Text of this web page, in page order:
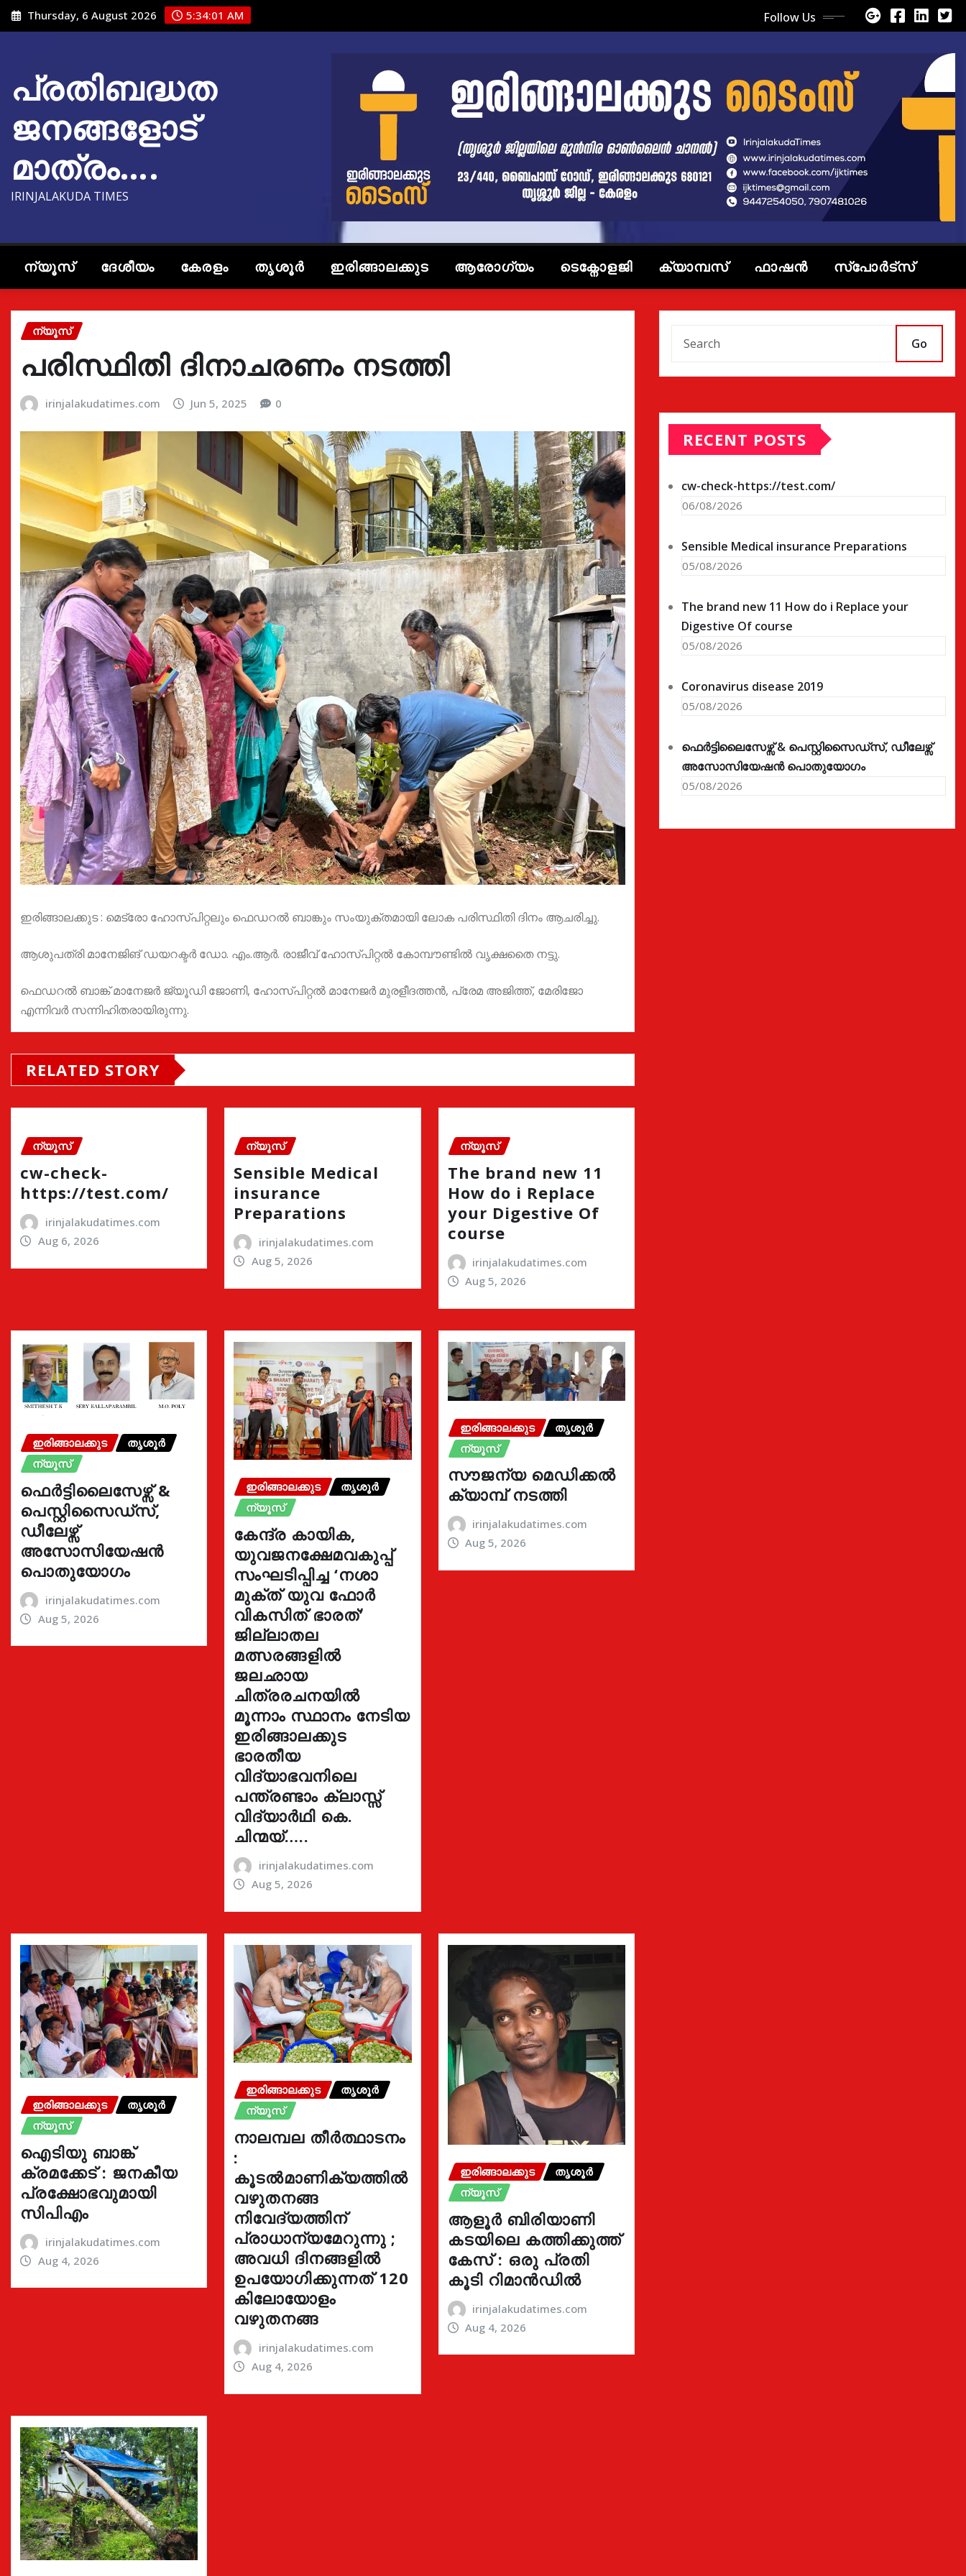
Skip
to
Thursday, 6 August 2026 5:34:02 AM Follow Us
പ്രതിബദ്ധത
ജനങ്ങളോട്
മാത്രം….
IRINJALAKUDA TIMES
ന്യൂസ് ദേശീയം കേരളം തൃശൂർ ഇരിങ്ങാലക്കുട ആരോഗ്യം ടെക്നോളജി ക്യാമ്പസ് ഫാഷൻ സ്പോർട്സ്
ന്യൂസ്
പരിസ്ഥിതി ദിനാചരണം നടത്തി
irinjalakudatimes.com Jun 5, 2025 0
ഇരിങ്ങാലക്കുട : മെട്രോ ഹോസ്പിറ്റലും ഫെഡറൽ ബാങ്കും സംയുക്തമായി ലോക പരിസ്ഥിതി ദിനം ആചരിച്ചു.
ആശുപത്രി മാനേജിങ് ഡയറക്ടർ ഡോ. എം.ആർ. രാജീവ് ഹോസ്പിറ്റൽ കോമ്പൗണ്ടിൽ വൃക്ഷതൈ നട്ടു.
ഫെഡറൽ ബാങ്ക് മാനേജർ ജ്യൂഡി ജോണി, ഹോസ്പിറ്റൽ മാനേജർ മുരളീദത്തൻ, പ്രേമ അജിത്ത്, മേരിജോ
എന്നിവർ സന്നിഹിതരായിരുന്നു.
RELATED STORY
ന്യൂസ്
cw-check-
https://test.com/
irinjalakudatimes.com
Aug 6, 2026
ന്യൂസ്
Sensible Medical
insurance
Preparations
irinjalakudatimes.com
Aug 5, 2026
ന്യൂസ്
The brand new 11
How do i Replace
your Digestive Of
course
irinjalakudatimes.com
Aug 5, 2026
ഇരിങ്ങാലക്കുട
തൃശൂർ
ന്യൂസ്
ഫെർട്ടിലൈസേഴ്സ് &
പെസ്റ്റിസൈഡ്സ്,
ഡീലേഴ്സ്
അസോസിയേഷൻ
പൊതുയോഗം
irinjalakudatimes.com
Aug 5, 2026
ഇരിങ്ങാലക്കുട
തൃശൂർ
ന്യൂസ്
കേന്ദ്ര കായിക,
യുവജനക്ഷേമവകുപ്പ്
സംഘടിപ്പിച്ച ‘നശാ
മുക്ത് യുവ ഫോർ
വികസിത് ഭാരത്’
ജില്ലാതല
മത്സരങ്ങളിൽ
ജലഛായ
ചിത്രരചനയിൽ
മൂന്നാം സ്ഥാനം നേടിയ
ഇരിങ്ങാലക്കുട
ഭാരതീയ
വിദ്യാഭവനിലെ
പന്ത്രണ്ടാം ക്ലാസ്സ്
വിദ്യാർഥി കെ.
ചിന്മയ്…..
irinjalakudatimes.com
Aug 5, 2026
ഇരിങ്ങാലക്കുട
തൃശൂർ
ന്യൂസ്
സൗജന്യ മെഡിക്കൽ
ക്യാമ്പ് നടത്തി
irinjalakudatimes.com
Aug 5, 2026
ഇരിങ്ങാലക്കുട
തൃശൂർ
ന്യൂസ്
ഐടിയു ബാങ്ക്
ക്രമക്കേട് : ജനകീയ
പ്രക്ഷോഭവുമായി
സിപിഎം
irinjalakudatimes.com
Aug 4, 2026
ഇരിങ്ങാലക്കുട
തൃശൂർ
ന്യൂസ്
നാലമ്പല തീർത്ഥാടനം
:
കൂടൽമാണിക്യത്തിൽ
വഴുതനങ്ങ
നിവേദ്യത്തിന്
പ്രാധാന്യമേറുന്നു ;
അവധി ദിനങ്ങളിൽ
ഉപയോഗിക്കുന്നത് 120
കിലോയോളം
വഴുതനങ്ങ
irinjalakudatimes.com
Aug 4, 2026
ഇരിങ്ങാലക്കുട
തൃശൂർ
ന്യൂസ്
ആളൂർ ബിരിയാണി
കടയിലെ കത്തിക്കുത്ത്
കേസ് : ഒരു പ്രതി
കൂടി റിമാൻഡിൽ
irinjalakudatimes.com
Aug 4, 2026
Go
RECENT POSTS
cw-check-https://test.com/
06/08/2026
Sensible Medical insurance Preparations
05/08/2026
The brand new 11 How do i Replace your
Digestive Of course
05/08/2026
Coronavirus disease 2019
05/08/2026
ഫെർട്ടിലൈസേഴ്സ് & പെസ്റ്റിസൈഡ്സ്, ഡീലേഴ്സ്
അസോസിയേഷൻ പൊതുയോഗം
05/08/2026